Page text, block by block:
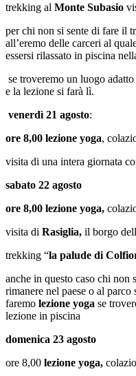
trekking al Monte Subasio
per chi non si sente di fare il
all’eremo delle carceri al
essersi rilassato in piscina
se troveremo un luogo adatto
e la lezione si farà lì.
venerdì 21 agosto:
ore 8,00 lezione yoga,
visita di una intera giornata
sabato 22 agosto
ore 8,00 lezione yoga,
visita di Rasiglia, il borgo
trekking “la palude di
anche in questo caso chi non
rimanere nel paese o al parco
faremo lezione yoga se
lezione in piscina
domenica 23 agosto
ore 8,00 lezione yoga,